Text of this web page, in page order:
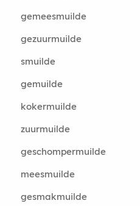
gemeesmuilde
gezuurmuilde
smuilde
gemuilde
kokermuilde
zuurmuilde
geschompermuilde
meesmuilde
gesmakmuilde